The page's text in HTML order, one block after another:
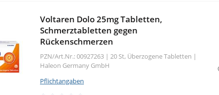
Voltaren Dolo 25mg Tabletten,
Schmerztabletten gegen
Rückenschmerzen
PZN/Art.Nr.: 00927263 | 20 St, Überzogene Tabletten |
Haleon Germany GmbH
Pflichtangaben